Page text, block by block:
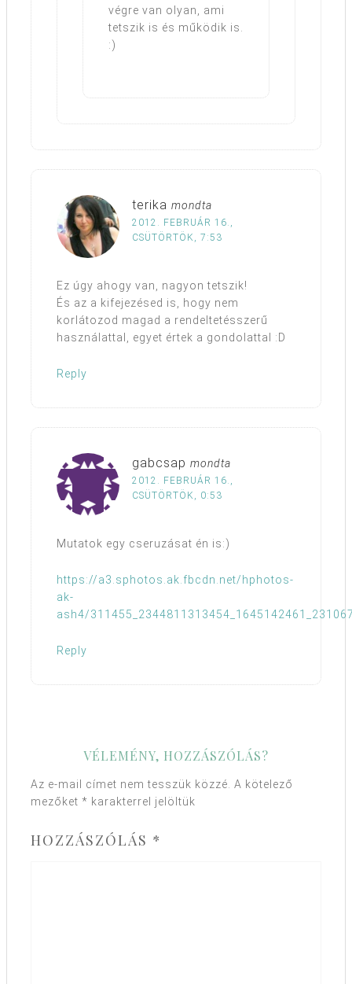
végre van olyan, ami
tetszik is és működik is.
:)
terika mondta
2012. FEBRUÁR 16.,
CSÜTÖRTÖK, 7:53
Ez úgy ahogy van, nagyon tetszik!
És az a kifejezésed is, hogy nem
korlátozod magad a rendeltetésszerű
használattal, egyet értek a gondolattal :D
Reply
gabcsap mondta
2012. FEBRUÁR 16.,
CSÜTÖRTÖK, 0:53
Mutatok egy cseruzásat én is:)
https://a3.sphotos.ak.fbcdn.net/hphotos-
ak-
ash4/
Reply
VÉLEMÉNY, HOZZÁSZÓLÁS?
Az e-mail címet nem tesszük közzé. A kötelező
mezőket * karakterrel jelöltük
HOZZÁSZÓLÁS *